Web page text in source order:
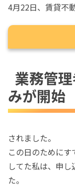
4月22日、賃貸不
移行講
効
業務管
みが開始
されました。
この日のために
してた私は、申
た。